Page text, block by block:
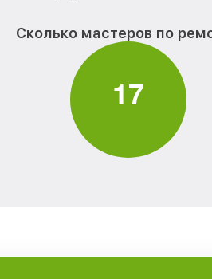
Сколько мастеров по
17